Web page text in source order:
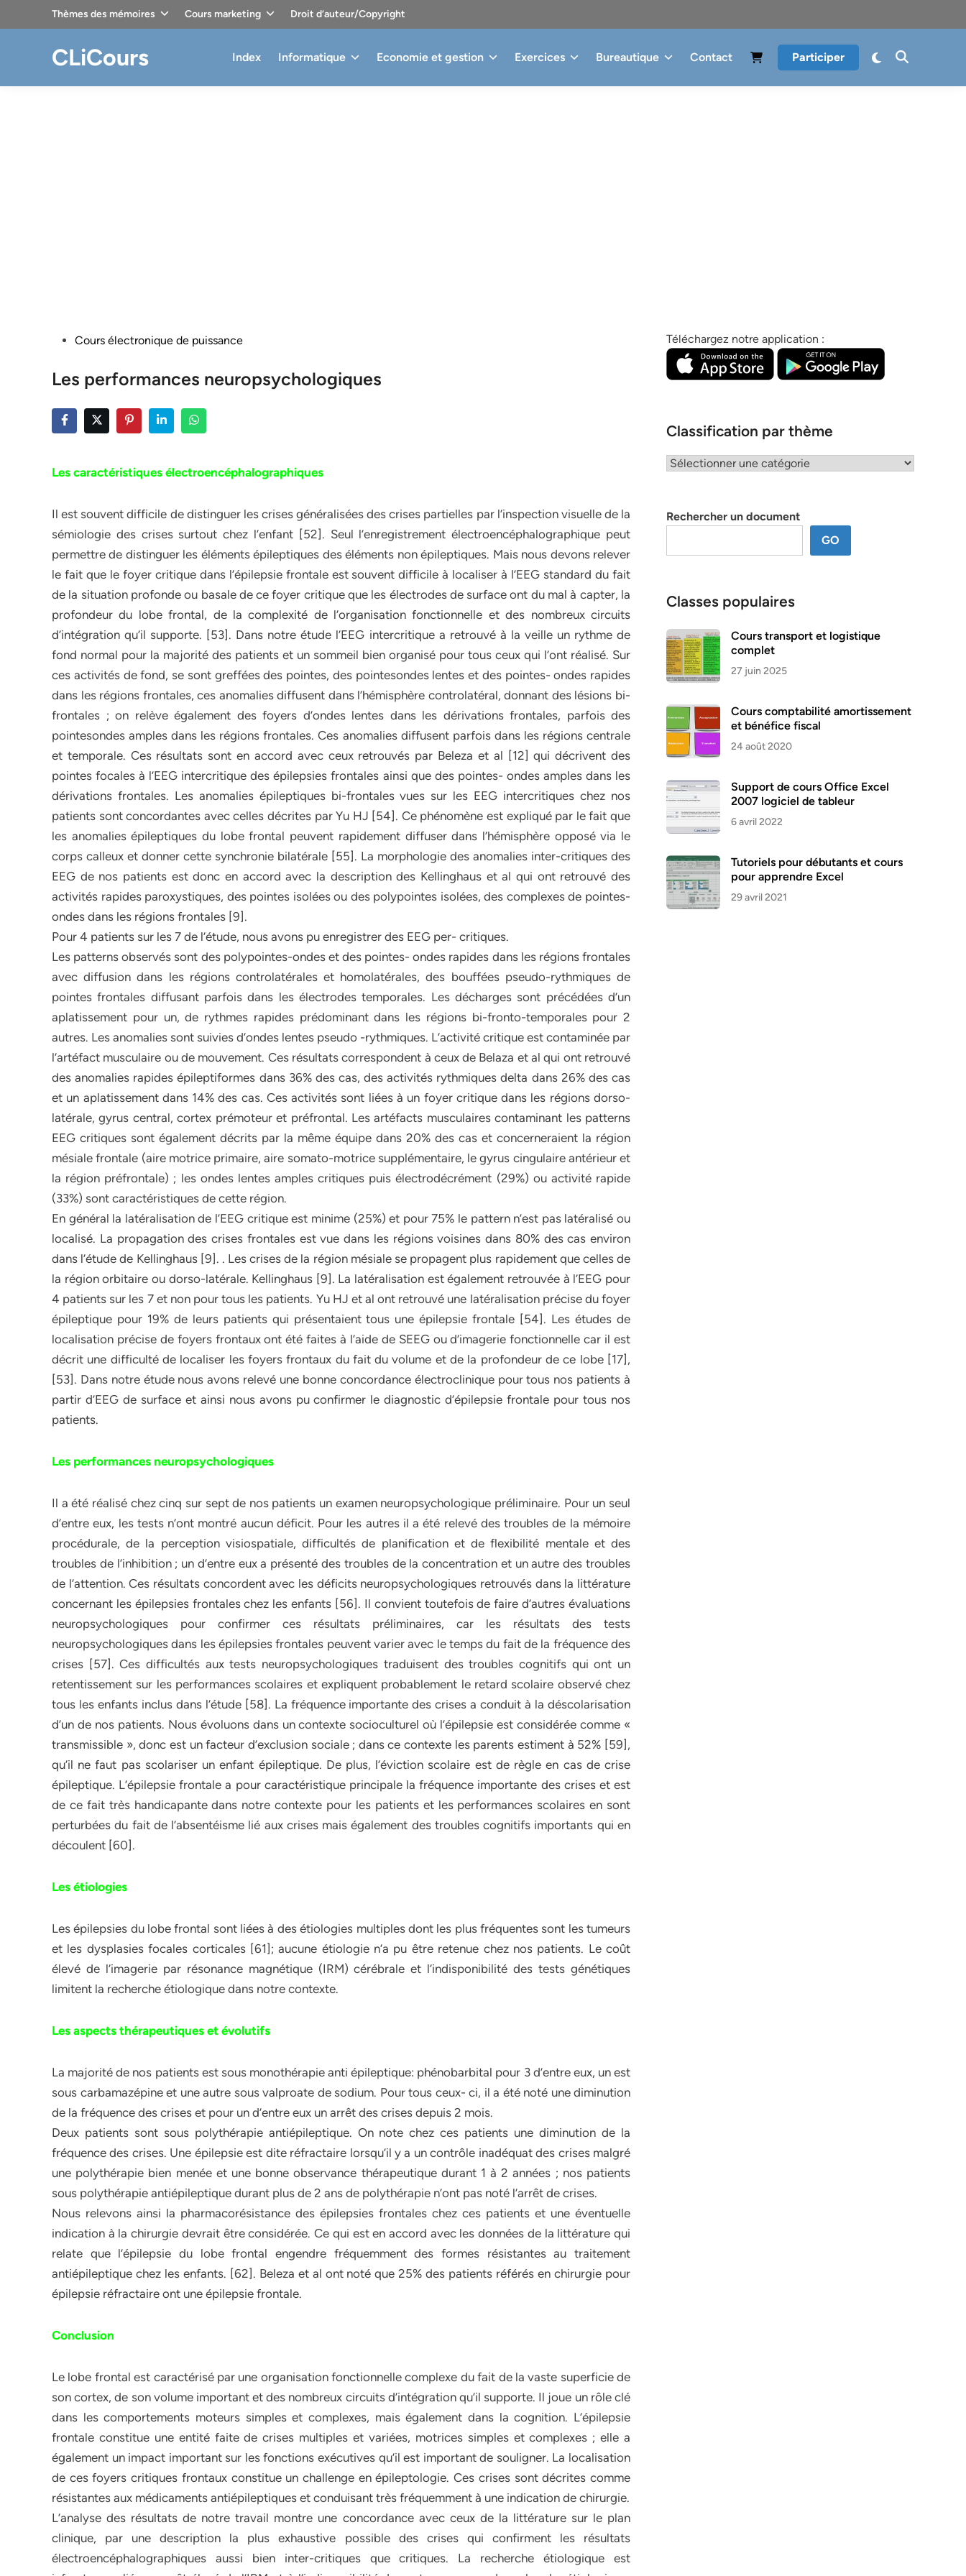
Thèmes des mémoires Cours marketing Droit d’auteur/Copyright
CLiCours Index Informatique Economie et gestion Exercices Bureautique Contact Participer
PostedCours électronique de puissance
Les performances neuropsychologiques
Les caractéristiques électroencéphalographiques
Il est souvent difficile de distinguer les crises généralisées des crises partielles par l’inspection visuelle de la
sémiologie des crises surtout chez l’enfant [52]. Seul l’enregistrement électroencéphalographique peut
permettre de distinguer les éléments épileptiques des éléments non épileptiques. Mais nous devons relever
le fait que le foyer critique dans l’épilepsie frontale est souvent difficile à localiser à l’EEG standard du fait
de la situation profonde ou basale de ce foyer critique que les électrodes de surface ont du mal à capter, la
profondeur du lobe frontal, de la complexité de l’organisation fonctionnelle et des nombreux circuits
d’intégration qu’il supporte. [53]. Dans notre étude l’EEG intercritique a retrouvé à la veille un rythme de
fond normal pour la majorité des patients et un sommeil bien organisé pour tous ceux qui l’ont réalisé. Sur
ces activités de fond, se sont greffées des pointes, des pointesondes lentes et des pointes- ondes rapides
dans les régions frontales, ces anomalies diffusent dans l’hémisphère controlatéral, donnant des lésions bi-
frontales ; on relève également des foyers d’ondes lentes dans les dérivations frontales, parfois des
pointesondes amples dans les régions frontales. Ces anomalies diffusent parfois dans les régions centrale
et temporale. Ces résultats sont en accord avec ceux retrouvés par Beleza et al [12] qui décrivent des
pointes focales à l’EEG intercritique des épilepsies frontales ainsi que des pointes- ondes amples dans les
dérivations frontales. Les anomalies épileptiques bi-frontales vues sur les EEG intercritiques chez nos
patients sont concordantes avec celles décrites par Yu HJ [54]. Ce phénomène est expliqué par le fait que
les anomalies épileptiques du lobe frontal peuvent rapidement diffuser dans l’hémisphère opposé via le
corps calleux et donner cette synchronie bilatérale [55]. La morphologie des anomalies inter-critiques des
EEG de nos patients est donc en accord avec la description des Kellinghaus et al qui ont retrouvé des
activités rapides paroxystiques, des pointes isolées ou des polypointes isolées, des complexes de pointes-
ondes dans les régions frontales [9].
Pour 4 patients sur les 7 de l’étude, nous avons pu enregistrer des EEG per- critiques.
Les patterns observés sont des polypointes-ondes et des pointes- ondes rapides dans les régions frontales
avec diffusion dans les régions controlatérales et homolatérales, des bouffées pseudo-rythmiques de
pointes frontales diffusant parfois dans les électrodes temporales. Les décharges sont précédées d’un
aplatissement pour un, de rythmes rapides prédominant dans les régions bi-fronto-temporales pour 2
autres. Les anomalies sont suivies d’ondes lentes pseudo -rythmiques. L’activité critique est contaminée par
l’artéfact musculaire ou de mouvement. Ces résultats correspondent à ceux de Belaza et al qui ont retrouvé
des anomalies rapides épileptiformes dans 36% des cas, des activités rythmiques delta dans 26% des cas
et un aplatissement dans 14% des cas. Ces activités sont liées à un foyer critique dans les régions dorso-
latérale, gyrus central, cortex prémoteur et préfrontal. Les artéfacts musculaires contaminant les patterns
EEG critiques sont également décrits par la même équipe dans 20% des cas et concerneraient la région
mésiale frontale (aire motrice primaire, aire somato-motrice supplémentaire, le gyrus cingulaire antérieur et
la région préfrontale) ; les ondes lentes amples critiques puis électrodécrément (29%) ou activité rapide
(33%) sont caractéristiques de cette région.
En général la latéralisation de l’EEG critique est minime (25%) et pour 75% le pattern n’est pas latéralisé ou
localisé. La propagation des crises frontales est vue dans les régions voisines dans 80% des cas environ
dans l’étude de Kellinghaus [9]. . Les crises de la région mésiale se propagent plus rapidement que celles de
la région orbitaire ou dorso-latérale. Kellinghaus [9]. La latéralisation est également retrouvée à l’EEG pour
4 patients sur les 7 et non pour tous les patients. Yu HJ et al ont retrouvé une latéralisation précise du foyer
épileptique pour 19% de leurs patients qui présentaient tous une épilepsie frontale [54]. Les études de
localisation précise de foyers frontaux ont été faites à l’aide de SEEG ou d’imagerie fonctionnelle car il est
décrit une difficulté de localiser les foyers frontaux du fait du volume et de la profondeur de ce lobe [17],
[53]. Dans notre étude nous avons relevé une bonne concordance électroclinique pour tous nos patients à
partir d’EEG de surface et ainsi nous avons pu confirmer le diagnostic d’épilepsie frontale pour tous nos
patients.
Les performances neuropsychologiques
Il a été réalisé chez cinq sur sept de nos patients un examen neuropsychologique préliminaire. Pour un seul
d’entre eux, les tests n’ont montré aucun déficit. Pour les autres il a été relevé des troubles de la mémoire
procédurale, de la perception visiospatiale, difficultés de planification et de flexibilité mentale et des
troubles de l’inhibition ; un d’entre eux a présenté des troubles de la concentration et un autre des troubles
de l’attention. Ces résultats concordent avec les déficits neuropsychologiques retrouvés dans la littérature
concernant les épilepsies frontales chez les enfants [56]. Il convient toutefois de faire d’autres évaluations
neuropsychologiques pour confirmer ces résultats préliminaires, car les résultats des tests
neuropsychologiques dans les épilepsies frontales peuvent varier avec le temps du fait de la fréquence des
crises [57]. Ces difficultés aux tests neuropsychologiques traduisent des troubles cognitifs qui ont un
retentissement sur les performances scolaires et expliquent probablement le retard scolaire observé chez
tous les enfants inclus dans l’étude [58]. La fréquence importante des crises a conduit à la déscolarisation
d’un de nos patients. Nous évoluons dans un contexte socioculturel où l’épilepsie est considérée comme «
transmissible », donc est un facteur d’exclusion sociale ; dans ce contexte les parents estiment à 52% [59],
qu’il ne faut pas scolariser un enfant épileptique. De plus, l’éviction scolaire est de règle en cas de crise
épileptique. L’épilepsie frontale a pour caractéristique principale la fréquence importante des crises et est
de ce fait très handicapante dans notre contexte pour les patients et les performances scolaires en sont
perturbées du fait de l’absentéisme lié aux crises mais également des troubles cognitifs importants qui en
découlent [60].
Les étiologies
Les épilepsies du lobe frontal sont liées à des étiologies multiples dont les plus fréquentes sont les tumeurs
et les dysplasies focales corticales [61]; aucune étiologie n’a pu être retenue chez nos patients. Le coût
élevé de l’imagerie par résonance magnétique (IRM) cérébrale et l’indisponibilité des tests génétiques
limitent la recherche étiologique dans notre contexte.
Les aspects thérapeutiques et évolutifs
La majorité de nos patients est sous monothérapie anti épileptique: phénobarbital pour 3 d’entre eux, un est
sous carbamazépine et une autre sous valproate de sodium. Pour tous ceux- ci, il a été noté une diminution
de la fréquence des crises et pour un d’entre eux un arrêt des crises depuis 2 mois.
Deux patients sont sous polythérapie antiépileptique. On note chez ces patients une diminution de la
fréquence des crises. Une épilepsie est dite réfractaire lorsqu’il y a un contrôle inadéquat des crises malgré
une polythérapie bien menée et une bonne observance thérapeutique durant 1 à 2 années ; nos patients
sous polythérapie antiépileptique durant plus de 2 ans de polythérapie n’ont pas noté l’arrêt de crises.
Nous relevons ainsi la pharmacorésistance des épilepsies frontales chez ces patients et une éventuelle
indication à la chirurgie devrait être considérée. Ce qui est en accord avec les données de la littérature qui
relate que l’épilepsie du lobe frontal engendre fréquemment des formes résistantes au traitement
antiépileptique chez les enfants. [62]. Beleza et al ont noté que 25% des patients référés en chirurgie pour
épilepsie réfractaire ont une épilepsie frontale.
Conclusion
Le lobe frontal est caractérisé par une organisation fonctionnelle complexe du fait de la vaste superficie de
son cortex, de son volume important et des nombreux circuits d’intégration qu’il supporte. Il joue un rôle clé
dans les comportements moteurs simples et complexes, mais également dans la cognition. L’épilepsie
frontale constitue une entité faite de crises multiples et variées, motrices simples et complexes ; elle a
également un impact important sur les fonctions exécutives qu’il est important de souligner. La localisation
de ces foyers critiques frontaux constitue un challenge en épileptologie. Ces crises sont décrites comme
résistantes aux médicaments antiépileptiques et conduisant très fréquemment à une indication de chirurgie.
L’analyse des résultats de notre travail montre une concordance avec ceux de la littérature sur le plan
clinique, par une description la plus exhaustive possible des crises qui confirment les résultats
électroencéphalographiques aussi bien inter-critiques que critiques. La recherche étiologique est
Téléchargez notre application :
Classification par thème
Classification
Rechercher un document
GO
Classes populaires
Cours transport et logistique
complet
27 juin 2025
Cours comptabilité amortissement
et bénéfice fiscal
24 août 2020
Support de cours Office Excel
2007 logiciel de tableur
6 avril 2022
Tutoriels pour débutants et cours
pour apprendre Excel
29 avril 2021